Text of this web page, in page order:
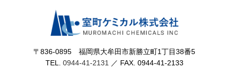
〒836-0895 福岡県⼤牟⽥市新勝⽴町1丁⽬38番5
TEL. 0944-41-2131 ／ FAX. 0944-41-2133